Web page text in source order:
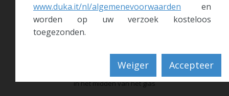
TS10
Privé - Gesatineerde zeefdruk
in het midden van het glas
www.duka.it/nl/algemenevoorwaarden en
worden op uw verzoek kosteloos
toegezonden.
Weiger Accepteer